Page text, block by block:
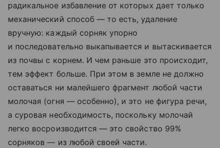
радикальное избавление от которых дает только
механический способ — то есть, удаление
вручную: каждый сорняк упорно
и последовательно выкапывается и вытаскивается
из почвы с корнем. И чем раньше это происходит,
тем эффект больше. При этом в земле не должно
оставаться ни малейшего фрагмент любой части
молочая (огня — особенно), и это не фигура речи,
а суровая необходимость, поскольку молочай
легко восроизводится — это свойство 99%
сорняков — из любой своей части.